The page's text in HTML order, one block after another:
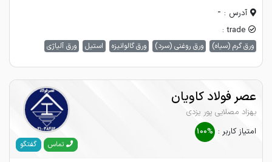
آدرس : -
trade :
ورق گرم (سیاه) ورق روغنی (سرد) ورق گالوانیزه استیل ورق آلیاژی
عصر فولاد کاویان
بهزاد مصلایی پور یزدی
امتیاز کاربر : 100%
تماس گفتگو